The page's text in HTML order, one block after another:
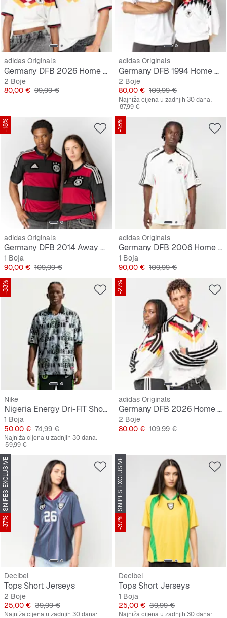
adidas Originals
Germany DFB 2026 Home Jersey
2 Boje
Cijena
80,00 € Originalna cijena
99,99 €
adidas Originals
Germany DFB 1994 Home Jersey
2 Boje
Cijena
80,00 € Originalna cijena
109,99 €
Najniža cijena u zadnjih 30 dana:
87,99 €
-18%
adidas Originals
Germany DFB 2014 Away Jersey
1 Boja
Cijena
90,00 € Originalna cijena
109,99 €
-18%
adidas Originals
Germany DFB 2006 Home Jersey
1 Boja
Cijena
90,00 € Originalna cijena
109,99 €
-33%
Nike
Nigeria Energy Dri-FIT Short-Sleeve Soccer Top
1 Boja
Cijena
50,00 € Originalna cijena
74,99 €
Najniža cijena u zadnjih 30 dana:
59,99 €
-27%
adidas Originals
Germany DFB 2026 Home Jersey, longsleeve
2 Boje
Cijena
80,00 € Originalna cijena
109,99 €
SNIPES EXCLUSIVE
-37%
Decibel
Tops Short Jerseys
2 Boje
Cijena
25,00 € Originalna cijena
39,99 €
Najniža cijena u zadnjih 30 dana:
SNIPES EXCLUSIVE
-37%
Decibel
Tops Short Jerseys
1 Boja
Cijena
25,00 € Originalna cijena
39,99 €
Najniža cijena u zadnjih 30 dana: